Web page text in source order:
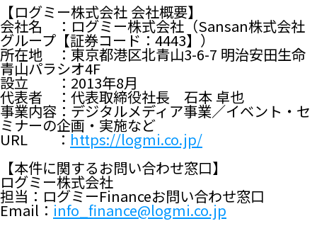
【ログミー株式会社 会社概要】
会社名 ：ログミー株式会社（Sansan株式会社
グループ【証券コード：4443】）
所在地 ：東京都港区北青山3-6-7 明治安田生命
青山パラシオ4F
設立 ：2013年8月
代表者 ：代表取締役社長 石本 卓也
事業内容：デジタルメディア事業／イベント・セ
ミナーの企画・実施など
URL ： https://logmi.co.jp/
【本件に関するお問い合わせ窓口】
ログミー株式会社
担当：ログミーFinanceお問い合わせ窓口
Email： info_finance@logmi.co.jp